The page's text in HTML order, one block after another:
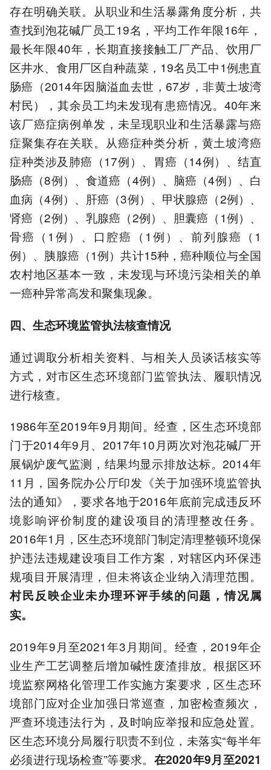
存在明确关联。从职业和生活暴露角度分析，共
查找到泡花碱厂员工19名，平均工作年限16年，
最长年限40年，长期直接接触工厂产品、饮用厂
区井水、食用厂区自种蔬菜，19名员工中1例患直
肠癌（2014年因脑溢血去世，67岁，非黄土坡湾
村民），其余员工均未发现有患癌情况。40年来
该厂癌症病例单发，未呈现职业和生活暴露与癌
症聚集存在关联。从癌症种类分析，黄土坡湾癌
症种类涉及肺癌（17例）、胃癌（14例）、结直
肠癌（8例）、食道癌（4例）、脑癌（4例）、白
血病（4例）、肝癌（3例）、甲状腺癌（2例）、
肾癌（2例）、乳腺癌（2例）、胆囊癌（1例）、
骨癌（1例）、口腔癌（1例）、前列腺癌（1
例）、胰腺癌（1例）共计15种，癌种顺位与全国
农村地区基本一致，未发现与环境污染相关的单
一癌种异常高发和聚集现象。
四、生态环境监管执法核查情况
通过调取分析相关资料、与相关人员谈话核实等
方式，对市区生态环境部门监管执法、履职情况
进行核查。
1986年至2019年9月期间。经查，区生态环境部
门于2014年9月、2017年10月两次对泡花碱厂开
展锅炉废气监测，结果均显示排放达标。2014年
11月，国务院办公厅印发《关于加强环境监管执
法的通知》，要求各地于2016年底前完成违反环
境影响评价制度的建设项目的清理整改任务。
2016年1月，区生态环境部门制定清理整顿环境保
护违法违规建设项目工作方案，对辖区内环保违
规项目开展清理，但未将该企业纳入清理范围。
村民反映企业未办理环评手续的问题，情况属
实。
2019年9月至2021年3月期间。经查，2019年企
业生产工艺调整后增加碱性废渣排放。根据区环
境监察网格化管理工作实施方案要求，区生态环
境部门应对企业加强日常巡查，加密检查频次，
严查环境违法行为，及时响应举报和应急处置。
区生态环境分局履行职责不到位，未落实“每半年
必须进行现场检查”等要求。 在2020年9月至2021